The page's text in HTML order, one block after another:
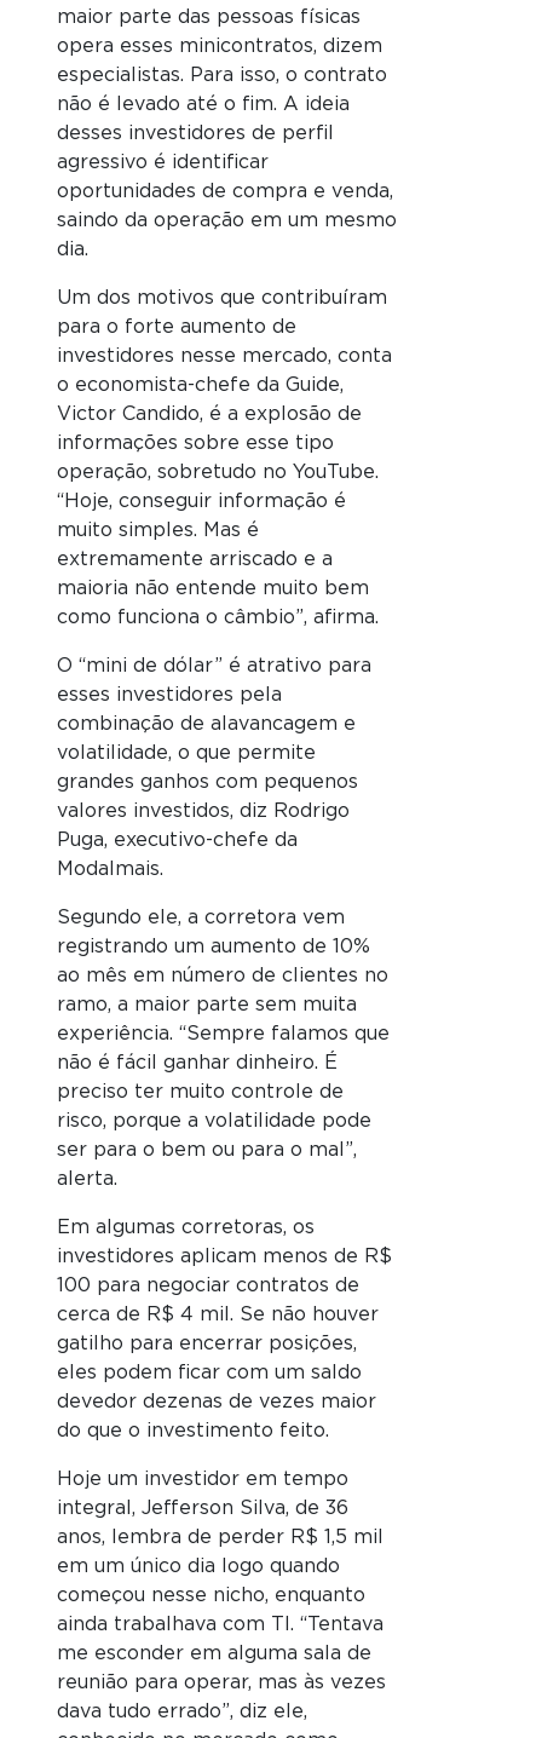
maior parte das pessoas físicas
opera esses minicontratos, dizem
especialistas. Para isso, o contrato
não é levado até o fim. A ideia
desses investidores de perfil
agressivo é identificar
oportunidades de compra e venda,
saindo da operação em um mesmo
dia.
Um dos motivos que contribuíram
para o forte aumento de
investidores nesse mercado, conta
o economista-chefe da Guide,
Victor Candido, é a explosão de
informações sobre esse tipo
operação, sobretudo no YouTube.
“Hoje, conseguir informação é
muito simples. Mas é
extremamente arriscado e a
maioria não entende muito bem
como funciona o câmbio”, afirma.
O “mini de dólar” é atrativo para
esses investidores pela
combinação de alavancagem e
volatilidade, o que permite
grandes ganhos com pequenos
valores investidos, diz Rodrigo
Puga, executivo-chefe da
Modalmais.
Segundo ele, a corretora vem
registrando um aumento de 10%
ao mês em número de clientes no
ramo, a maior parte sem muita
experiência. “Sempre falamos que
não é fácil ganhar dinheiro. É
preciso ter muito controle de
risco, porque a volatilidade pode
ser para o bem ou para o mal”,
alerta.
Em algumas corretoras, os
investidores aplicam menos de R$
100 para negociar contratos de
cerca de R$ 4 mil. Se não houver
gatilho para encerrar posições,
eles podem ficar com um saldo
devedor dezenas de vezes maior
do que o investimento feito.
Hoje um investidor em tempo
integral, Jefferson Silva, de 36
anos, lembra de perder R$ 1,5 mil
em um único dia logo quando
começou nesse nicho, enquanto
ainda trabalhava com TI. “Tentava
me esconder em alguma sala de
reunião para operar, mas às vezes
dava tudo errado”, diz ele,